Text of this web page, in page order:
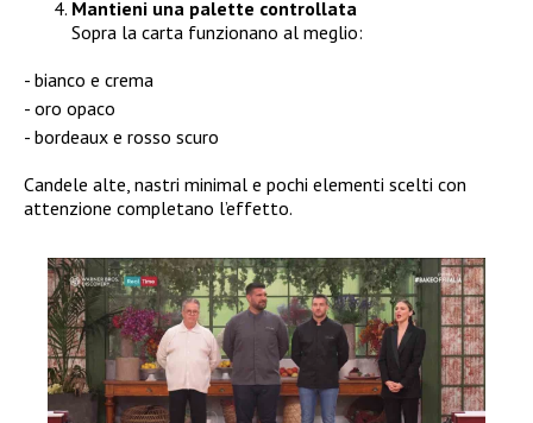
Mantieni una palette controllata
Sopra la carta funzionano al meglio:
bianco e crema
oro opaco
bordeaux e rosso scuro
Candele alte, nastri minimal e pochi elementi scelti con
attenzione completano l’effetto.